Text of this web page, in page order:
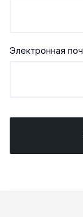
Электронная